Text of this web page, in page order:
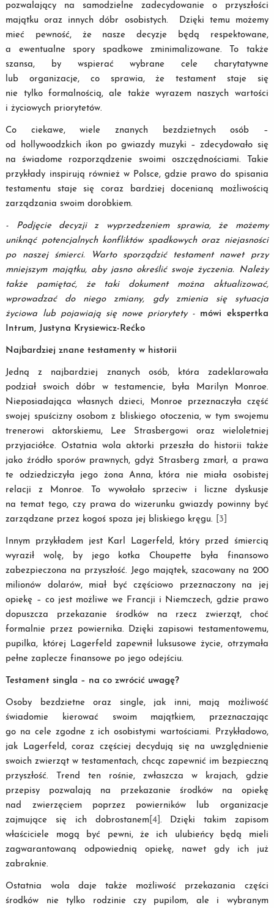
pozwalający na samodzielne zadecydowanie o przyszłości
majątku oraz innych dóbr osobistych. Dzięki temu możemy
mieć pewność, że nasze decyzje będą respektowane,
a ewentualne spory spadkowe zminimalizowane. To także
szansa, by wspierać wybrane cele charytatywne
lub organizacje, co sprawia, że testament staje się
nie tylko formalnością, ale także wyrazem naszych wartości
i życiowych priorytetów.
Co ciekawe, wiele znanych bezdzietnych osób –
od hollywoodzkich ikon po gwiazdy muzyki – zdecydowało się
na świadome rozporządzenie swoimi oszczędnościami. Takie
przykłady inspirują również w Polsce, gdzie prawo do spisania
testamentu staje się coraz bardziej docenianą możliwością
zarządzania swoim dorobkiem.
- Podjęcie decyzji z wyprzedzeniem sprawia, że możemy
uniknąć potencjalnych konfliktów spadkowych oraz niejasności
po naszej śmierci. Warto sporządzić testament nawet przy
mniejszym majątku, aby jasno określić swoje życzenia. Należy
także pamiętać, że taki dokument można aktualizować,
wprowadzać do niego zmiany, gdy zmienia się sytuacja
życiowa lub pojawiają się nowe priorytety - mówi ekspertka
Intrum, Justyna Krysiewicz-Rećko
Najbardziej znane testamenty w historii
Jedną z najbardziej znanych osób, która zadeklarowała
podział swoich dóbr w testamencie, była Marilyn Monroe.
Nieposiadająca własnych dzieci, Monroe przeznaczyła część
swojej spuścizny osobom z bliskiego otoczenia, w tym swojemu
trenerowi aktorskiemu, Lee Strasbergowi oraz wieloletniej
przyjaciółce. Ostatnia wola aktorki przeszła do historii także
jako źródło sporów prawnych, gdyż Strasberg zmarł, a prawa
te odziedziczyła jego żona Anna, która nie miała osobistej
relacji z Monroe. To wywołało sprzeciw i liczne dyskusje
na temat tego, czy prawa do wizerunku gwiazdy powinny być
zarządzane przez kogoś spoza jej bliskiego kręgu.
[3]
Innym przykładem jest Karl Lagerfeld, który przed śmiercią
wyraził wolę, by jego kotka Choupette była finansowo
zabezpieczona na przyszłość. Jego majątek, szacowany na 200
milionów dolarów, miał być częściowo przeznaczony na jej
opiekę – co jest możliwe we Francji i Niemczech, gdzie prawo
dopuszcza przekazanie środków na rzecz zwierząt, choć
formalnie przez powiernika. Dzięki zapisowi testamentowemu,
pupilka, której Lagerfeld zapewnił luksusowe życie, otrzymała
pełne zaplecze finansowe po jego odejściu.
Testament singla – na co zwrócić uwagę?
Osoby bezdzietne oraz single, jak inni, mają możliwość
świadomie kierować swoim majątkiem, przeznaczając
go na cele zgodne z ich osobistymi wartościami. Przykładowo,
jak Lagerfeld, coraz częściej decydują się na uwzględnienie
swoich zwierząt w testamentach, chcąc zapewnić im bezpieczną
przyszłość. Trend ten rośnie, zwłaszcza w krajach, gdzie
przepisy pozwalają na przekazanie środków na opiekę
nad zwierzęciem poprzez powierników lub organizacje
zajmujące się ich dobrostanem[4] . Dzięki takim zapisom
właściciele mogą być pewni, że ich ulubieńcy będą mieli
zagwarantowaną odpowiednią opiekę, nawet gdy ich już
zabraknie.
Ostatnia wola daje także możliwość przekazania części
środków nie tylko rodzinie czy pupilom, ale i wybranym